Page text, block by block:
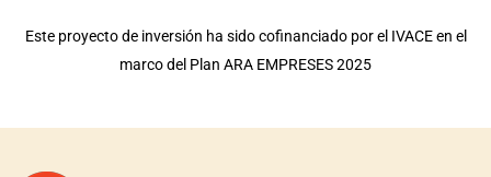
Este proyecto de inversión ha sido cofinanciado por el IVACE en el
marco del Plan ARA EMPRESES 2025